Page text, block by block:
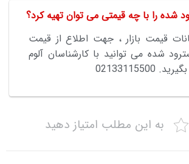
شده را با چه قیمتی می توان تهیه کرد؟
قیمت بازار ، جهت اطلاع از قیمت
شده می توانید با کارشناسان آلوم
به این مطلب امتیاز دهید